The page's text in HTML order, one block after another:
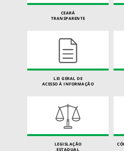
CEARÁ
TRANSPARENTE
LEI GERAL DE
ACESSO À INFORMAÇÃO
LEGISLAÇÃO
ESTADUAL